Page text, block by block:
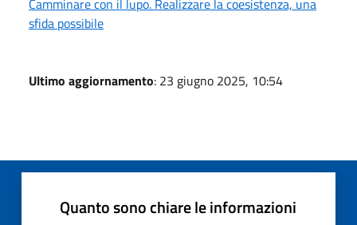
sfida possibile
Ultimo aggiornamento: 23 giugno 2025, 10:54
Quanto sono chiare le informazioni